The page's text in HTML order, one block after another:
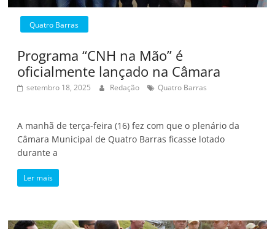
Quatro Barras
Programa “CNH na Mão” é
oficialmente lançado na Câmara
setembro 18, 2025 Redação Quatro Barras
A manhã de terça-feira (16) fez com que o plenário da
Câmara Municipal de Quatro Barras ficasse lotado
durante a
Ler mais